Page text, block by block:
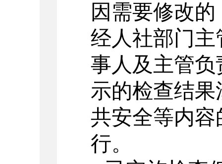
因需要修改
经人社部门
事人及主管
示的检查结
共安全等内
行。